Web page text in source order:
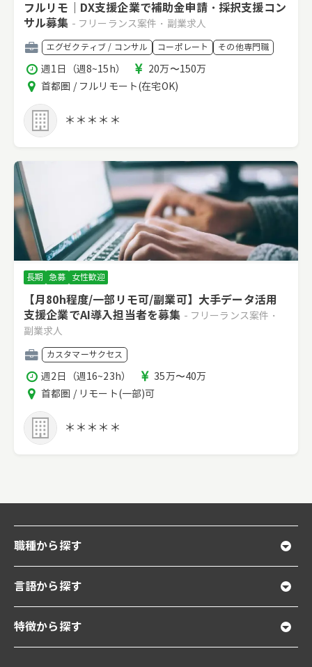
フルリモ｜DX支援企業で補助金申請・採択支援コン
サル募集 - フリーランス案件・副業求人
職
種
エグゼクティブ / コンサル コーポレート その他専門職
稼
働
時
間
週1日（週8~15h）
報
酬
20万〜150万
エ
ア
首都圏 / フルリモート(在宅OK)
＊＊＊＊＊
長期 急募 女性歓迎
【月80h程度/一部リモ可/副業可】大手データ活用
支援企業でAI導入担当者を募集 - フリーランス案件・
副業求人
職
種
カスタマーサクセス
稼
働
時
間
週2日（週16~23h）
報
酬
35万〜40万
エ
ア
首都圏 / リモート(一部)可
＊＊＊＊＊
職種から探す
言語から探す
特徴から探す